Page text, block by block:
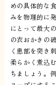
めの具体的な
みを物理的に
にとって最大
の衣おかきの
く患部を突き
柔らかく煮込
ちましょう。